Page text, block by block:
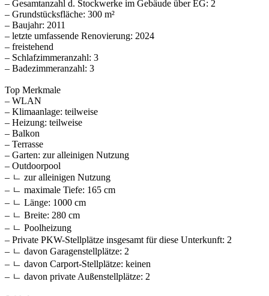
– Gesamtanzahl d. Stockwerke im Gebäude über EG: 2
– Grundstücksfläche: 300 m²
– Baujahr: 2011
– letzte umfassende Renovierung: 2024
– freistehend
– Schlafzimmeranzahl: 3
– Badezimmeranzahl: 3
Top Merkmale
– WLAN
– Klimaanlage: teilweise
– Heizung: teilweise
– Balkon
– Terrasse
– Garten: zur alleinigen Nutzung
– Outdoorpool
– ㄴ zur alleinigen Nutzung
– ㄴ maximale Tiefe: 165 cm
– ㄴ Länge: 1000 cm
– ㄴ Breite: 280 cm
– ㄴ Poolheizung
– Private PKW-Stellplätze insgesamt für diese Unterkunft: 2
– ㄴ davon Garagenstellplätze: 2
– ㄴ davon Carport-Stellplätze: keinen
– ㄴ davon private Außen­stellplätze: 2